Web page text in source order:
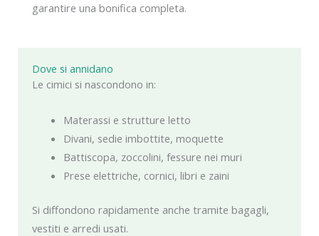
Dove si annidano
Le cimici si nascondono in:
Materassi e strutture letto
Divani, sedie imbottite, moquette
Battiscopa, zoccolini, fessure nei muri
Prese elettriche, cornici, libri e zaini
Si diffondono rapidamente anche tramite bagagli,
vestiti e arredi usati.
garantire una bonifica completa.